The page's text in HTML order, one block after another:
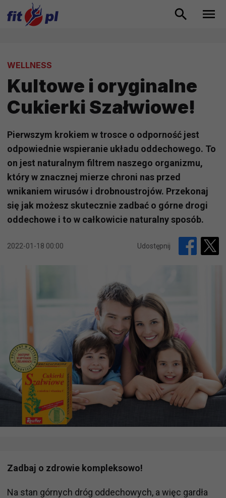
WELLNESS
Kultowe i oryginalne
Cukierki Szałwiowe!
Pierwszym krokiem w trosce o odporność jest
odpowiednie wspieranie układu oddechowego. To
on jest naturalnym filtrem naszego organizmu,
który w znacznej mierze chroni nas przed
wnikaniem wirusów i drobnoustrojów. Przekonaj
się jak możesz skutecznie zadbać o górne drogi
oddechowe i to w całkowicie naturalny sposób.
2022-01-18 00:00 Udostępnij
Zadbaj o zdrowie kompleksowo!
Na stan górnych dróg oddechowych, a więc gardła